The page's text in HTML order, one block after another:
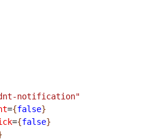
notification"
={false}
={false}